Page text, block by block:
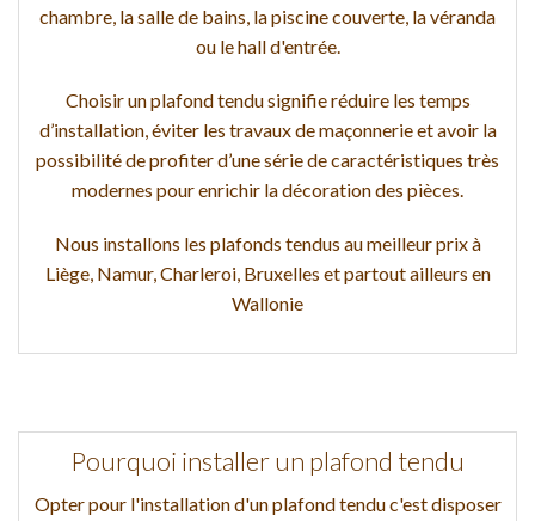
chambre, la salle de bains, la piscine couverte, la véranda
ou le hall d'entrée.
Choisir un plafond tendu signifie réduire les temps
d’installation, éviter les travaux de maçonnerie et avoir la
possibilité de profiter d’une série de caractéristiques très
modernes pour enrichir la décoration des pièces.
Nous installons les plafonds tendus au meilleur prix à
Liège, Namur, Charleroi, Bruxelles et partout ailleurs en
Wallonie
Pourquoi installer un plafond tendu
Opter pour l'installation d'un plafond tendu c'est disposer